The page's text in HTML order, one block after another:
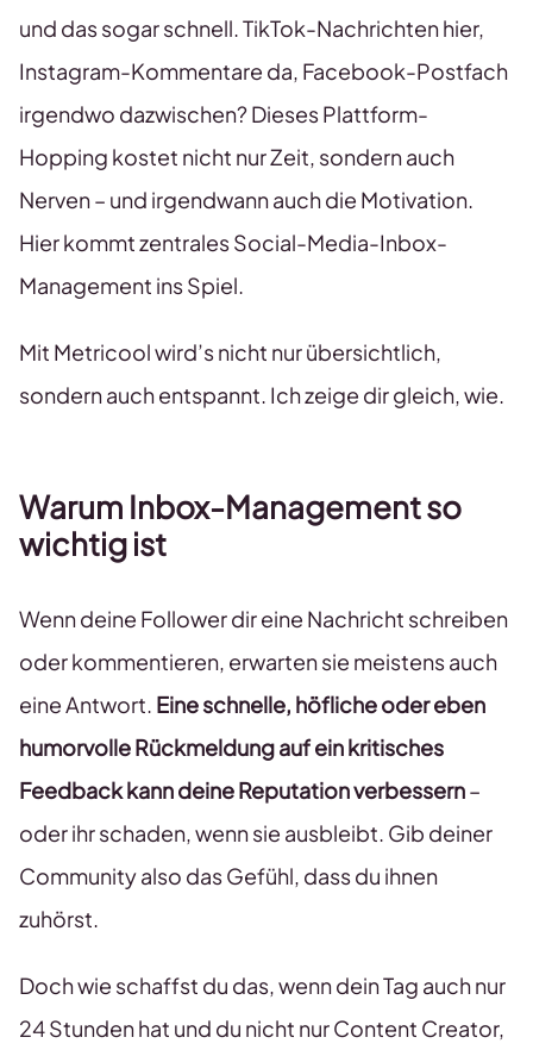
und das sogar schnell. TikTok-Nachrichten hier,
Instagram-Kommentare da, Facebook-Postfach
irgendwo dazwischen? Dieses Plattform-
Hopping kostet nicht nur Zeit, sondern auch
Nerven – und irgendwann auch die Motivation.
Hier kommt zentrales Social-Media-Inbox-
Management ins Spiel.
Mit Metricool wird’s nicht nur übersichtlich,
sondern auch entspannt. Ich zeige dir gleich, wie.
Warum Inbox-Management so
wichtig ist
Wenn deine Follower dir eine Nachricht schreiben
oder kommentieren, erwarten sie meistens auch
eine Antwort. Eine schnelle, höfliche oder eben
humorvolle Rückmeldung auf ein kritisches
Feedback kann deine Reputation verbessern–
oder ihr schaden, wenn sie ausbleibt. Gib deiner
Community also das Gefühl, dass du ihnen
zuhörst.
Doch wie schaffst du das, wenn dein Tag auch nur
24 Stunden hat und du nicht nur Content Creator,